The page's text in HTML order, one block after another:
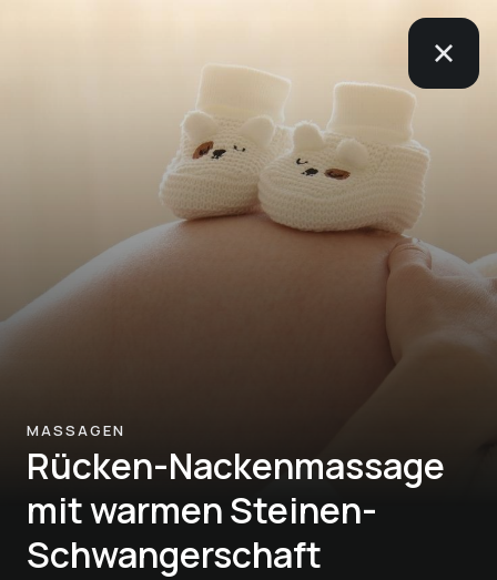
MASSAGEN
Rücken-Nackenmassage
mit warmen Steinen-
Schwangerschaft